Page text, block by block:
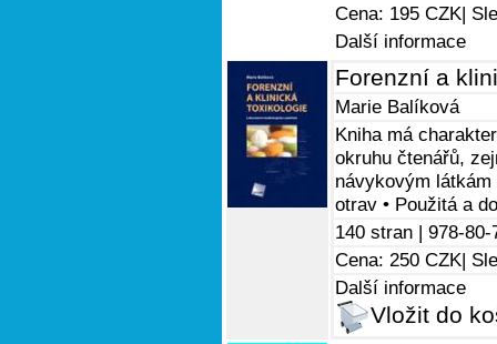
Cena: 195 CZK|
Další informace
Forenzní a
Marie Balíková
Kniha má
okruhu čtenářů,
návykovým
otrav • Použitá a
140 stran | 978-80-
Cena: 250 CZK|
Další informace
Vložit do